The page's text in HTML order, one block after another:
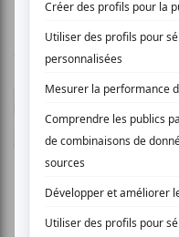
1
Rosalie J. -
Une soirée
pour une